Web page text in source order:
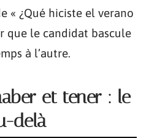
« ¿Qué hiciste el verano
que le candidat bascule
à l’autre.
et tener : le
delà